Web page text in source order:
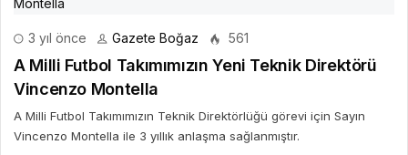
3 yıl önce Gazete Boğaz 561
A Milli Futbol Takımımızın Yeni Teknik Direktörü
Vincenzo Montella
A Milli Futbol Takımımızın Teknik Direktörlüğü görevi için Sayın
Vincenzo Montella ile 3 yıllık anlaşma sağlanmıştır.